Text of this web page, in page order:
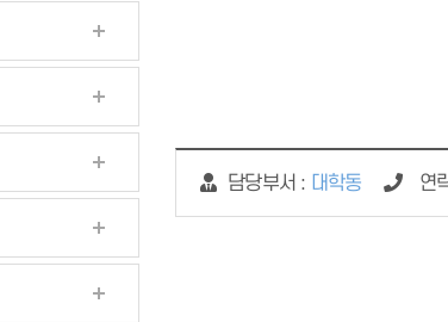
담당부서 : 대학동 연